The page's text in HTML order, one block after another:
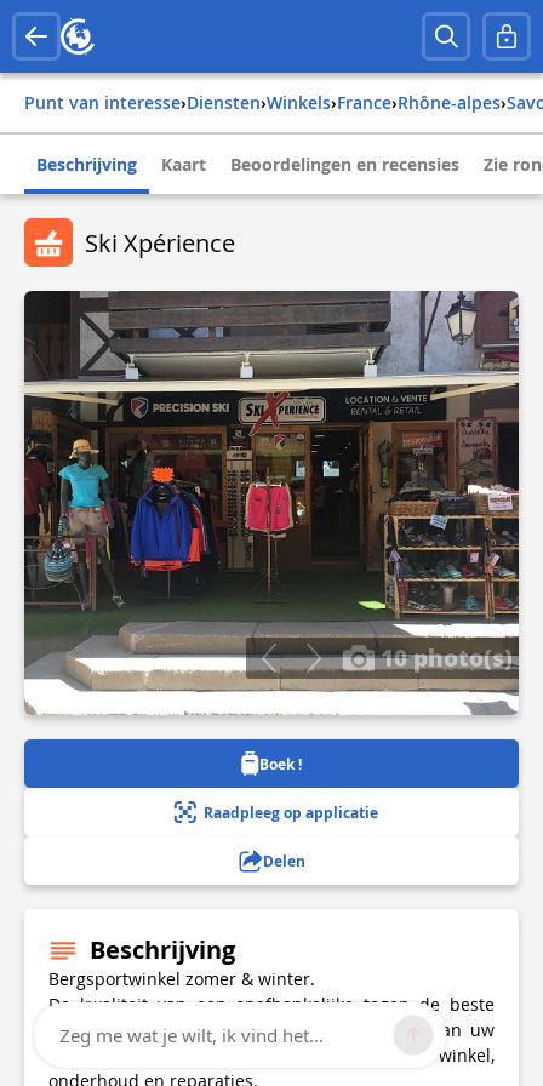
Punt van interesse› Diensten› Winkels› france› rhône-alpes›
Beschrijving Kaart Beoordelingen en recensies Zie
Ski Xpérience
10 photo(s)
Boek !
Raadpleeg op applicatie
Delen
Beschrijving
Bergsportwinkel zomer & winter.
De kwaliteit van een onafhankelijke tegen de beste
prijs, in het hart van het resort, in het hart van uw
wensen. Verhuur, kleding en accessoires winkel,
onderhoud en reparaties.
Zeg me wat je wilt, ik vind het...